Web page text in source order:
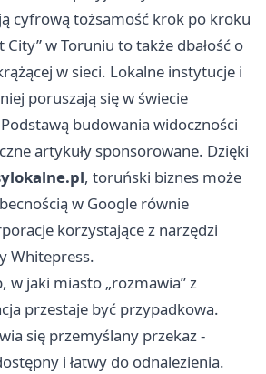
cyfrową tożsamość krok po kroku
City” w Toruniu to także dbałość o
w sieci. Lokalne instytucje i
poruszają się w świecie
budowania widoczności
artykuły sponsorowane. Dzięki
, toruński biznes może
w Google równie
korzystające z narzędzi
Whitepress.
w jaki miasto „rozmawia” z
przestaje być przypadkowa.
się przemyślany przekaz -
i łatwy do odnalezienia.